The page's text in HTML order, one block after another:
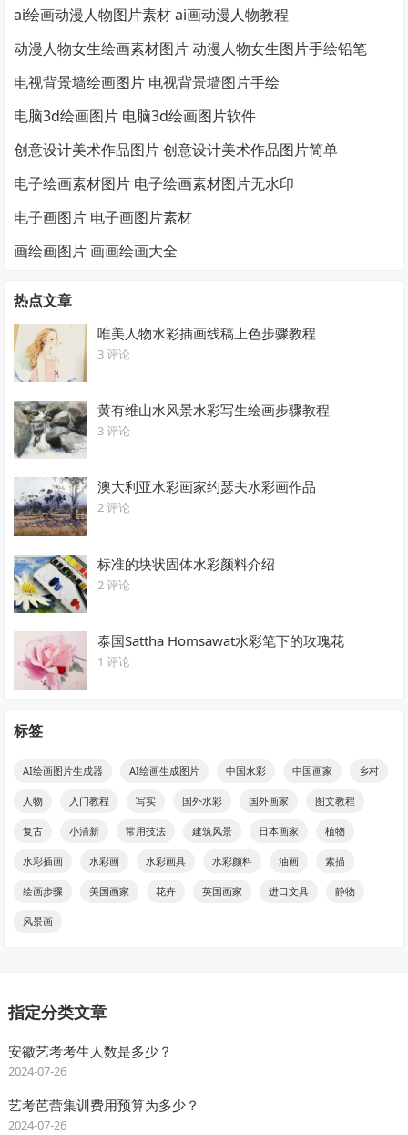
ai绘画动漫人物图片素材 ai画动漫人物教程
动漫人物女生绘画素材图片 动漫人物女生图片手绘铅笔
电视背景墙绘画图片 电视背景墙图片手绘
电脑3d绘画图片 电脑3d绘画图片软件
创意设计美术作品图片 创意设计美术作品图片简单
电子绘画素材图片 电子绘画素材图片无水印
电子画图片 电子画图片素材
画绘画图片 画画绘画大全
热点文章
唯美人物水彩插画线稿上色步骤教程
3 评论
黄有维山水风景水彩写生绘画步骤教程
3 评论
澳大利亚水彩画家约瑟夫水彩画作品
2 评论
标准的块状固体水彩颜料介绍
2 评论
泰国Sattha Homsawat水彩笔下的玫瑰花
1 评论
标签
AI绘画图片生成器 AI绘画生成图片 中国水彩 中国画家 乡村
人物 入门教程 写实 国外水彩 国外画家 图文教程
复古 小清新 常用技法 建筑风景 日本画家 植物
水彩插画 水彩画 水彩画具 水彩颜料 油画 素描
绘画步骤 美国画家 花卉 英国画家 进口文具 静物
风景画
指定分类文章
安徽艺考考生人数是多少？
2024-07-26
艺考芭蕾集训费用预算为多少？
2024-07-26